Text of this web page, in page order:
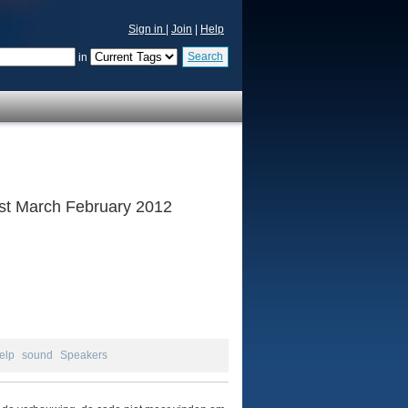
Sign in Join Help
in Search
March February 2012
sound Speakers